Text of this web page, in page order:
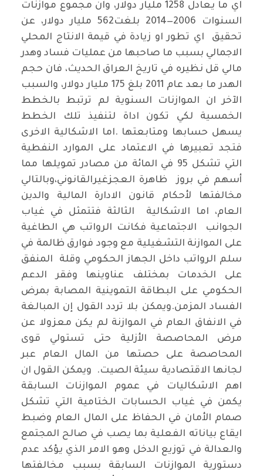
اي ما يعادل 1258 مليار دولار، وان مجموع موازنات
السنوات 2006—2014 بلغت562 مليار دولار، عن
تحقيق اي تطور او زيادة في قيمة الانتاج المحلي
الاجمالي بسبب ما صاحبها من عمليات فساد وهدر
مالي قل نظيره في تاريخ العراق الحديث، فان حجم
الهدر ما بعد عام 2011 بلغ 175 مليار دولار، والسبب
الآخر ان الموازنات السنوية لم ترتبط بالخطط
الخمسية لكي تكون اداة لتنفيذ تلك الخطط
يسهل حسابها ومتابعتها .اما الاشكالية الاخرى
فتجد تعبيرها في الاعتماد على الموارد النفطية
التي تشكل 95 في المائة من مصادر تمويلها مما
أسهم في بروز ظاهرة العجزغيرالقانوني،وبالتالي
مخالفتها لأحكام قانون الادارة المالية والدين
العام، اما الاشكالية الثالثة فتتمثل في غياب
الجوانب الاجتماعية فكانت الرواتب هي الطاغية
على الموازنة التشغيلية مع وجود فوارق ظالمة في
سلم الرواتب داخل الجهاز الحكومي وقلة المنفق
على الخدمات بمختلف عناوينها وفقر الدعم
الحكومي على البطاقة التموينية المصابة بمرض
الفساد المزمن.ويمكن بلا تردد القول إن المبالغة
في الانفاق العام في الموازنة لم يكن معزولا عن
مرض المحاصصة الأزلية حتى تستولي قوى
المحاصصة على حصتها من المال العام عبر
لجانها الاقتصادية سيئة الصيت. ويمكن القول ان
اهم الاشكاليات في عموم الموازنات السابقة
يكمن في غياب الحسابات الختامية التي تشكل
صمام الأمان في الحفاظ على المال العام وضبط
ايقاع بياناته الفعلية بما يصب في صالح المجتمع
والعدالة في توزيع الدخل وهو الامر الذي يؤكد عدم
دستورية الموازنات السابقة بسبب مخالفتها